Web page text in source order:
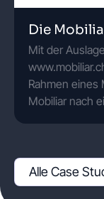
Die
Mit der
Rahmen eines
Mobiliar nach
Alle Case